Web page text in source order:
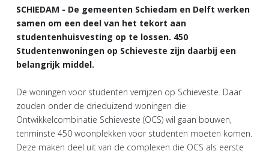
SCHIEDAM - De gemeenten Schiedam en Delft werken
samen om een deel van het tekort aan
studentenhuisvesting op te lossen. 450
Studentenwoningen op Schieveste zijn daarbij een
belangrijk middel.
De woningen voor studenten verrijzen op Schieveste. Daar
zouden onder de drieduizend woningen die
Ontwikkelcombinatie Schieveste (OCS) wil gaan bouwen,
tenminste 450 woonplekken voor studenten moeten komen.
Deze maken deel uit van de complexen die OCS als eerste